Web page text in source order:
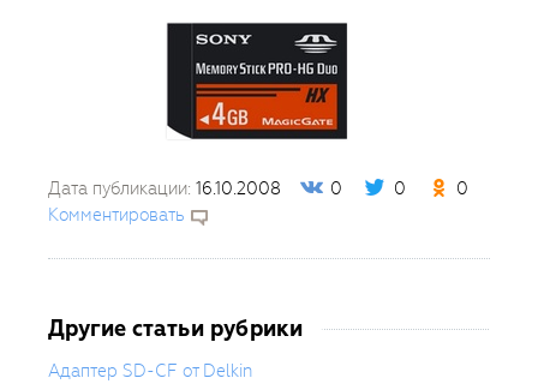
Дата публикации: 16.10.2008 0 0
0
Комментировать
Другие статьи рубрики
Адаптер SD-CF от Delkin